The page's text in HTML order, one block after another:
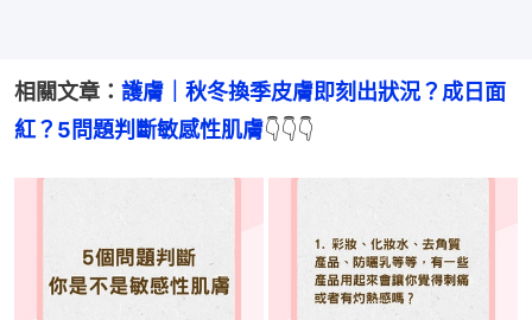
相關文章： 護膚｜秋冬換季皮膚即刻出狀況？成日面
紅？5問題判斷敏感性肌膚👇👇👇